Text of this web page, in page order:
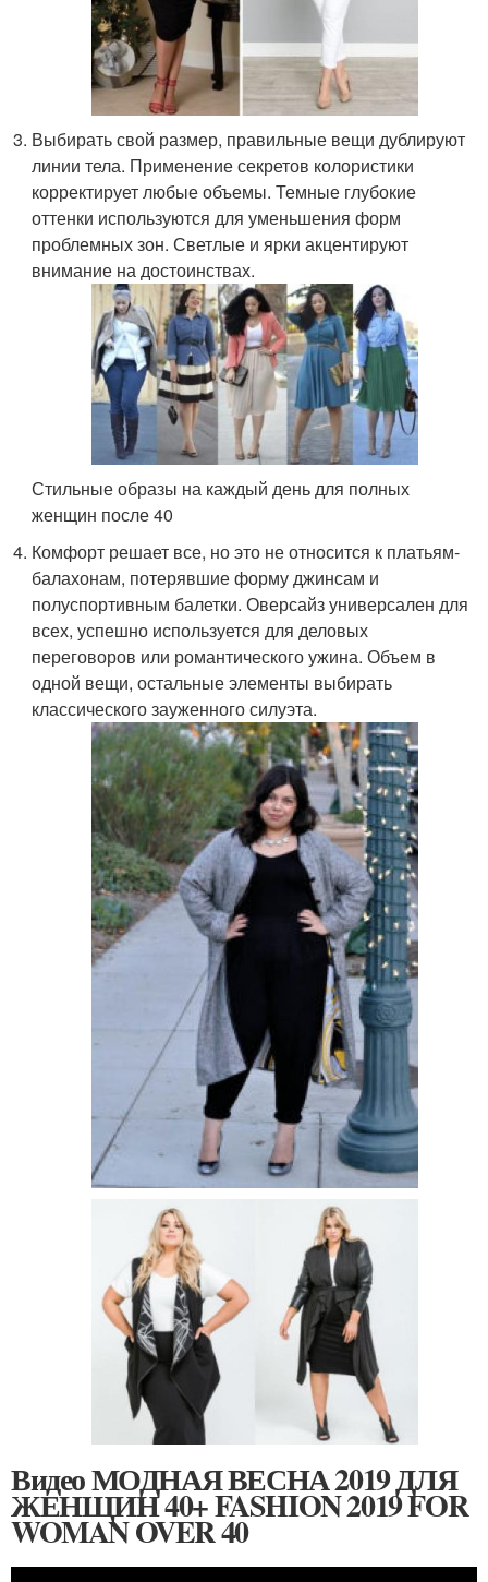
Выбирать свой размер, правильные вещи дублируют
линии тела. Применение секретов колористики
корректирует любые объемы. Темные глубокие
оттенки используются для уменьшения форм
проблемных зон. Светлые и ярки акцентируют
внимание на достоинствах.
Стильные образы на каждый день для полных
женщин после 40
Комфорт решает все, но это не относится к платьям-
балахонам, потерявшие форму джинсам и
полуспортивным балетки. Оверсайз универсален для
всех, успешно используется для деловых
переговоров или романтического ужина. Объем в
одной вещи, остальные элементы выбирать
классического зауженного силуэта.
Видео МОДНАЯ ВЕСНА 2019 ДЛЯ
ЖЕНЩИН 40+ FASHION 2019 FOR
WOMAN OVER 40